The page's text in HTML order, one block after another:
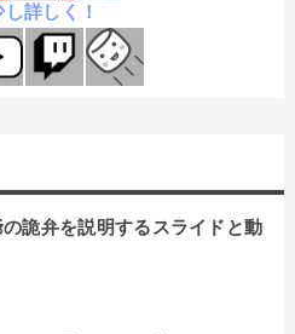
し詳しく！
の詭弁を説明するスライドと動